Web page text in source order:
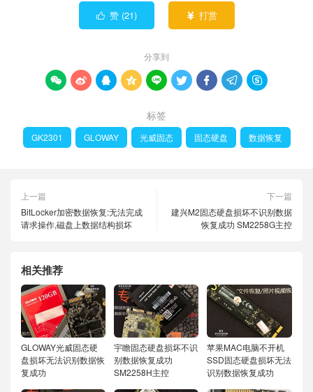
 赞 (21)  打赏
分享到
        
标签
GK2301 GLOWAY 光威固态 固态硬盘 数据恢复
上一篇
BitLocker加密数据恢复:无法完成
请求操作,磁盘上数据结构损坏
下一篇
建兴M2固态硬盘损坏不识别数据
恢复成功 SM2258G主控
相关推荐
GLOWAY光威固态硬
盘损坏无法识别数据恢
复成功
宇瞻固态硬盘损坏不识
别数据恢复成功
SM2258H主控
苹果MAC电脑不开机
SSD固态硬盘损坏无法
识别数据恢复成功